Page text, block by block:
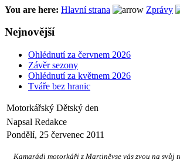
You are here: Hlavní strana Zprávy
Nejnovější
Ohlédnutí za červnem 2026
Závěr sezony
Ohlédnutí za květnem 2026
Tváře bez hranic
Motorkářský Dětský den
Napsal Redakce
Pondělí, 25 červenec 2011
Kamarádi motorkáři z Martiněvse vás zvou na svůj